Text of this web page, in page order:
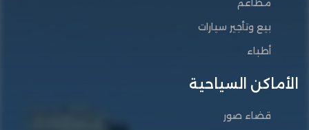
مطاعم
بيع وتأجير سيارات
أطباء
الأماكن السياحية
قضاء صور